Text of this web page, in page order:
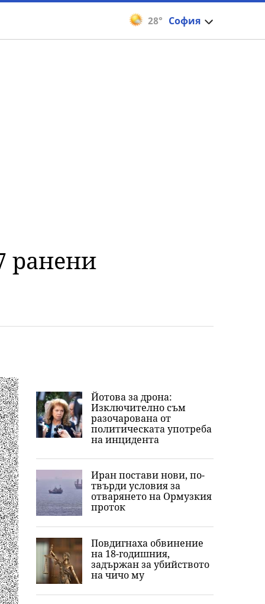
28° София
ранени
Йотова за дрона:
Изключително съм
разочарована от
политическата употреба
на инцидента
Иран постави нови, по-
твърди условия за
отварянето на Ормузкия
проток
Повдигнаха обвинение
на 18-годишния,
задържан за убийството
на чичо му